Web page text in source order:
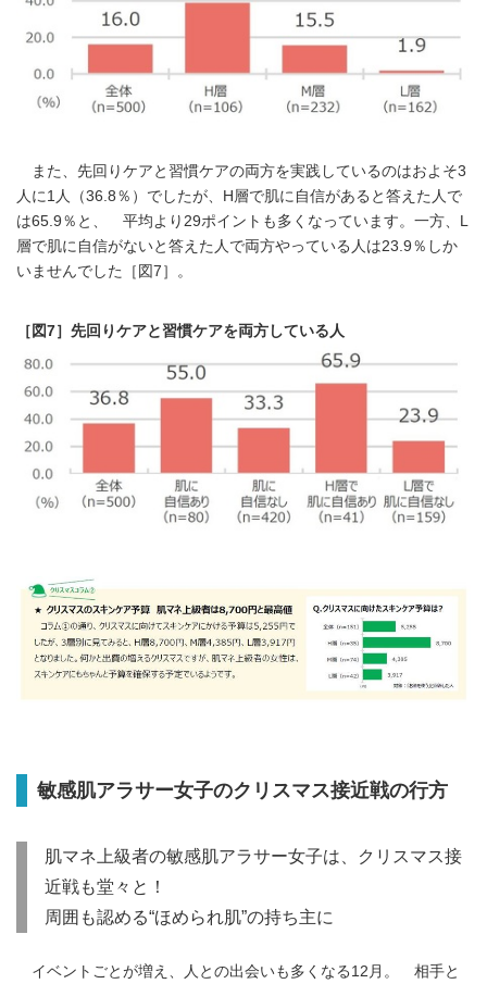
また、先回りケアと習慣ケアの両方を実践しているのはおよそ3
人に1人（36.8％）でしたが、H層で肌に自信があると答えた人で
は65.9％と、 平均より29ポイントも多くなっています。一方、L
層で肌に自信がないと答えた人で両方やっている人は23.9％しか
いませんでした［図7］。
［図7］先回りケアと習慣ケアを両方している人
敏感肌アラサー女子のクリスマス接近戦の行方
肌マネ上級者の敏感肌アラサー女子は、クリスマス接
近戦も堂々と！
周囲も認める“ほめられ肌”の持ち主に
イベントごとが増え、人との出会いも多くなる12月。 相手と